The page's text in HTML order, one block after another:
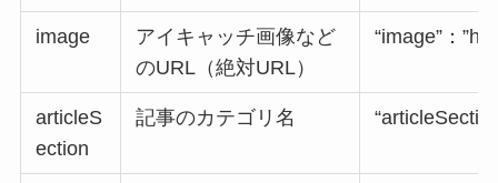
image
アイキャッチ画像など
のURL（絶対URL）
“image”：
articleS
ection
記事のカテゴリ名